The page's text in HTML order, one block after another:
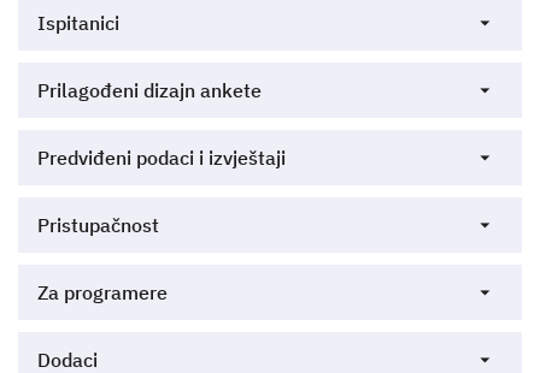
Ispitanici
Prilagođeni dizajn ankete
Predviđeni podaci i izvještaji
Pristupačnost
Za programere
Dodaci